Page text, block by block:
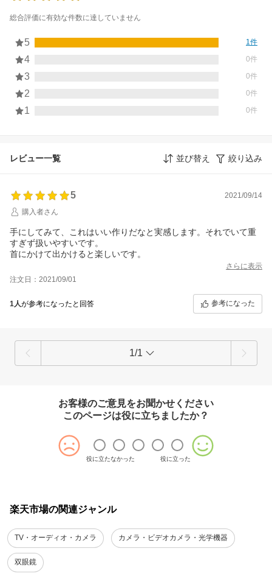
総合評価に有効な件数に達していません
5 1件
4 0件
3 0件
2 0件
1 0件
レビュー一覧 並び替え 絞り込み
5
2021/09/14
購入者さん
手にしてみて、これはいい作りだなと実感します。それでいて重
すぎず扱いやすいです。
首にかけて出かけると楽しいです。
さらに表示
注文日：2021/09/01
1人が参考になったと回答 参考になった
1/1
お客様のご意見をお聞かせください
このページは役に立ちましたか？
役に立たなかった 役に立った
楽天市場の関連ジャンル
TV・オーディオ・カメラ カメラ・ビデオカメラ・光学機器
双眼鏡